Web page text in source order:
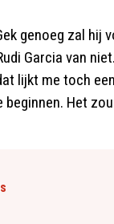
genoeg zal hij
Garcia van
lijkt me toch
Het